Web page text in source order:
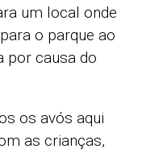
um local onde
o parque ao
por causa do
os avós aqui
as crianças,